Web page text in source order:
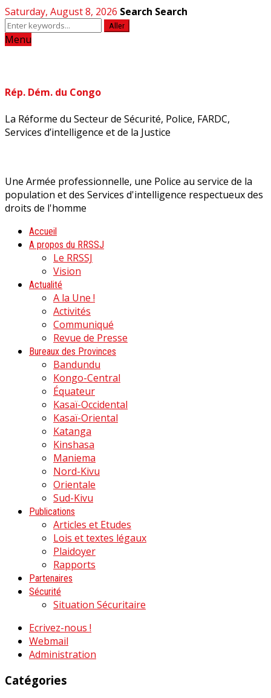
Saturday, August 8, 2026 Search Search
Aller
Menu
Rép. Dém. du Congo
La Réforme du Secteur de Sécurité, Police, FARDC,
Services d’intelligence et de la Justice
Une Armée professionnelle, une Police au service de la
population et des Services d'intelligence respectueux des
droits de l'homme
Accueil
A propos du RRSSJ
Le RRSSJ
Vision
Actualité
A la Une !
Activités
Communiqué
Revue de Presse
Bureaux des Provinces
Bandundu
Kongo-Central
Équateur
Kasaï-Occidental
Kasaï-Oriental
Katanga
Kinshasa
Maniema
Nord-Kivu
Orientale
Sud-Kivu
Publications
Articles et Etudes
Lois et textes légaux
Plaidoyer
Rapports
Partenaires
Sécurité
Situation Sécuritaire
Ecrivez-nous !
Webmail
Administration
Catégories